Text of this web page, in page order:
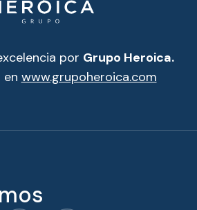
por Grupo Heroica.
en www.grupoheroica.com